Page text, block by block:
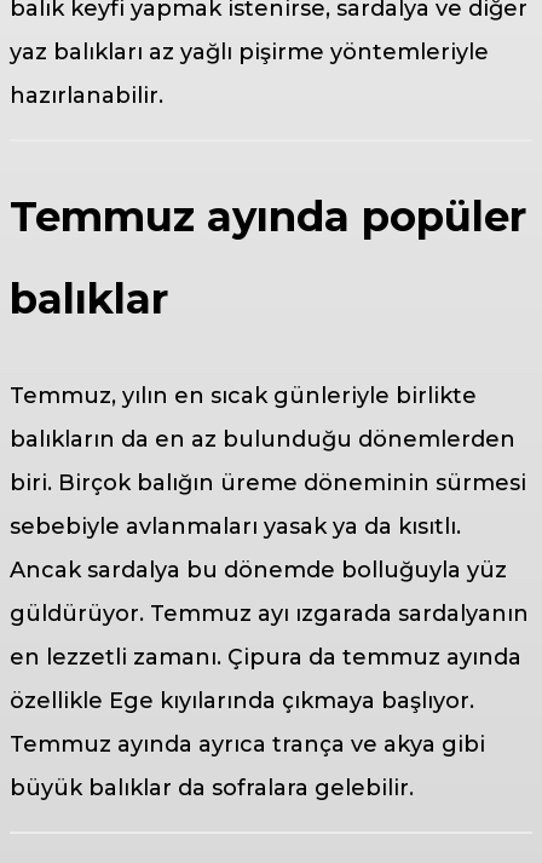
balık keyfi yapmak istenirse, sardalya ve diğer
yaz balıkları az yağlı pişirme yöntemleriyle
hazırlanabilir.
Temmuz ayında popüler
balıklar
Temmuz, yılın en sıcak günleriyle birlikte
balıkların da en az bulunduğu dönemlerden
biri. Birçok balığın üreme döneminin sürmesi
sebebiyle avlanmaları yasak ya da kısıtlı.
Ancak sardalya bu dönemde bolluğuyla yüz
güldürüyor. Temmuz ayı ızgarada sardalyanın
en lezzetli zamanı. Çipura da temmuz ayında
özellikle Ege kıyılarında çıkmaya başlıyor.
Temmuz ayında ayrıca trança ve akya gibi
büyük balıklar da sofralara gelebilir.